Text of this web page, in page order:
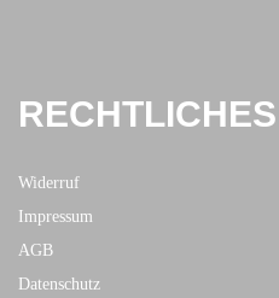
RECHTLICHES
Widerruf
Impressum
AGB
Datenschutz